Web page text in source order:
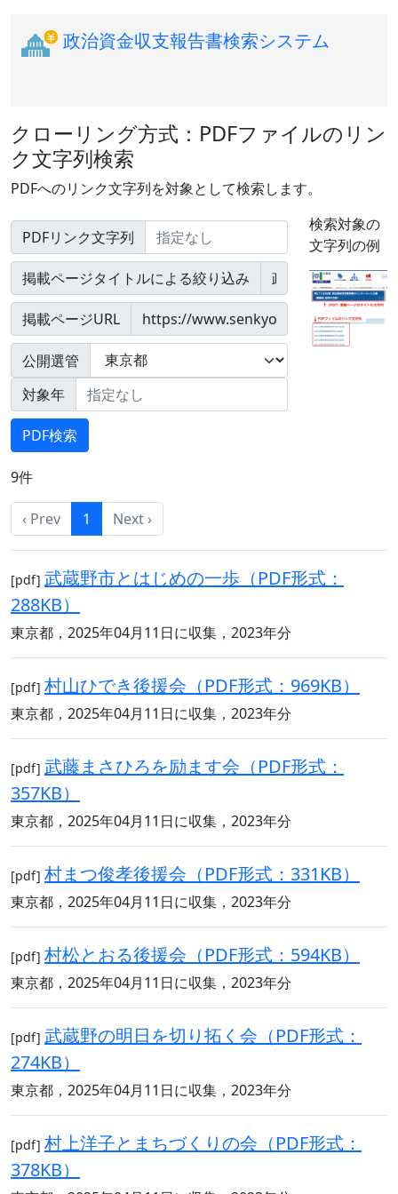
政治資金収支報告書検索システム
クローリング方式：PDFファイルのリン
ク文字列検索
PDFへのリンク文字列を対象として検索します。
PDFリンク文字列
掲載ページタイトルによる絞り込み
掲載ページURL
公開選管
対象年
検索対象の
文字列の例
9件
‹ Prev 1 Next ›
[pdf] 武蔵野市とはじめの一歩（PDF形式：
288KB）
東京都，2025年04月11日に収集，2023年分
[pdf] 村山ひでき後援会（PDF形式：969KB）
東京都，2025年04月11日に収集，2023年分
[pdf] 武藤まさひろを励ます会（PDF形式：
357KB）
東京都，2025年04月11日に収集，2023年分
[pdf] 村まつ俊孝後援会（PDF形式：331KB）
東京都，2025年04月11日に収集，2023年分
[pdf] 村松とおる後援会（PDF形式：594KB）
東京都，2025年04月11日に収集，2023年分
[pdf] 武蔵野の明日を切り拓く会（PDF形式：
274KB）
東京都，2025年04月11日に収集，2023年分
[pdf] 村上洋子とまちづくりの会（PDF形式：
378KB）